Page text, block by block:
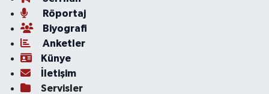
Röportaj
Biyografi
Anketler
Künye
İletişim
Servisler